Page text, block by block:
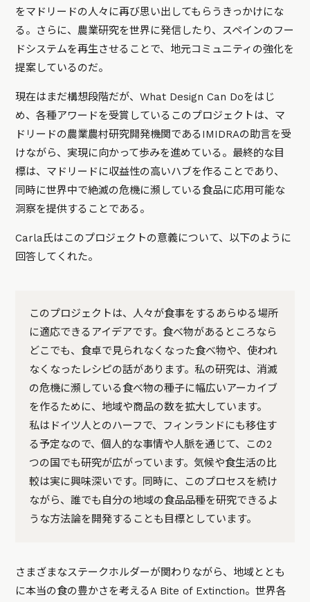
をマドリードの人々に再び思い出してもらうきっかけにな
る。さらに、農業研究を世界に発信したり、スペインのフー
ドシステムを再生させることで、地元コミュニティの強化を
提案しているのだ。
現在はまだ構想段階だが、What Design Can Doをはじ
め、各種アワードを受賞しているこのプロジェクトは、マ
ドリードの農業農村研究開発機関であるIMIDRAの助言を受
けながら、実現に向かって歩みを進めている。最終的な目
標は、マドリードに収益性の高いハブを作ることであり、
同時に世界中で絶滅の危機に瀕している食品に応用可能な
洞察を提供することである。
Carla氏はこのプロジェクトの意義について、以下のように
回答してくれた。
このプロジェクトは、人々が食事をするあらゆる場所
に適応できるアイデアです。食べ物があるところなら
どこでも、食卓で見られなくなった食べ物や、使われ
なくなったレシピの話があります。私の研究は、消滅
の危機に瀕している食べ物の種子に幅広いアーカイブ
を作るために、地域や商品の数を拡大しています。
私はドイツ人とのハーフで、フィンランドにも移住す
る予定なので、個人的な事情や人脈を通じて、この2
つの国でも研究が広がっています。気候や食生活の比
較は実に興味深いです。同時に、このプロセスを続け
ながら、誰でも自分の地域の食品品種を研究できるよ
うな方法論を開発することも目標としています。
さまざまなステークホルダーが関わりながら、地域ととも
に本当の食の豊かさを考えるA Bite of Extinction。世界各